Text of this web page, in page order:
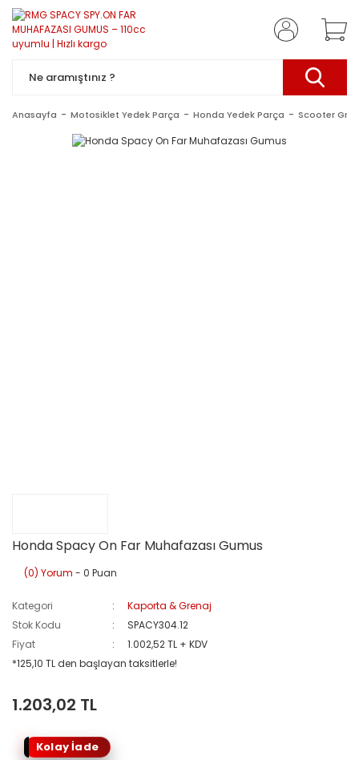
Anasayfa Motosiklet Yedek Parça Honda Yedek Parça Scooter
Honda Spacy On Far Muhafazası Gumus
(0) Yorum - 0 Puan
Kategori
Kaporta & Grenaj
Stok Kodu
SPACY304.12
Fiyat
1.002,52 TL + KDV
*125,10 TL den başlayan taksitlerle!
1.203,02 TL
Kolay İade